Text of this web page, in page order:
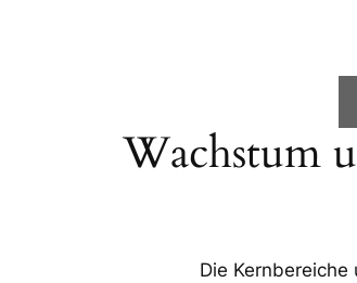
Wachstum
Die Kernbereiche